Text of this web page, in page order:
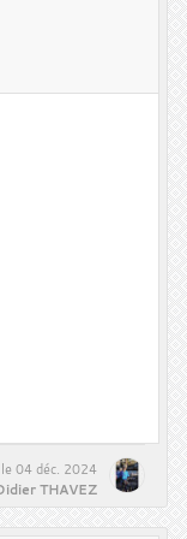
04 déc. 2024
THAVEZ